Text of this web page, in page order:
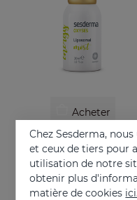
Acheter
OXYSES Mist
De l’énergie en
26.95 €
Chez Sesderma,
et ceux de tiers pour
utilisation de notre
obtenir plus
matière de cookies ici.